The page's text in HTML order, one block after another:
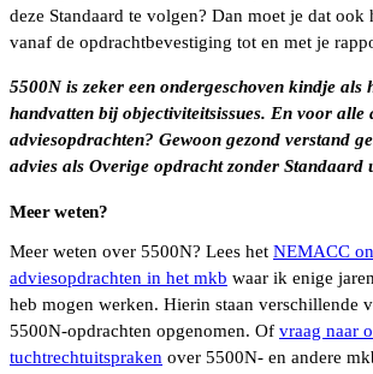
deze Standaard te volgen? Dan moet je dat ook
vanaf de opdrachtbevestiging tot en met je
5500N is zeker een ondergeschoven kindje als
handvatten bij objectiviteitsissues. En voor alle
adviesopdrachten? Gewoon gezond verstand
advies als Overige opdracht zonder Standaard
Meer weten?
Meer weten over 5500N? Lees het NEMACC
adviesopdrachten in het mkb waar ik enige
heb mogen werken. Hierin staan verschillende
5500N-opdrachten opgenomen. Of vraag naar
tuchtrechtuitspraken over 5500N- en andere